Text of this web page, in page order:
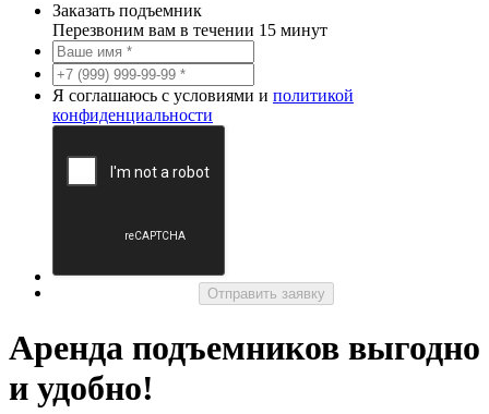
Заказать подъемник
Перезвоним вам в течении 15 минут
Я соглашаюсь с условиями и политикой
конфиденциальности
Отправить заявку
Аренда подъемников выгодно
и удобно!